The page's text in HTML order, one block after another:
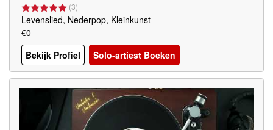
(3)
Levenslied, Nederpop, Kleinkunst
€0
Bekijk Profiel
Solo-artiest Boeken